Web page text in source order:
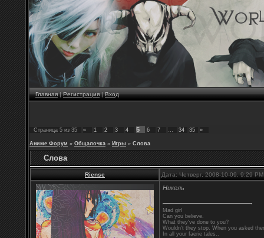
Главная|Регистрация|Вход
Страница 5 из 35 « 1 2 3 4 5 6 7 … 34 35 »
Аниме Форум » Общалочка » Игры » Слова
Слова
Riense Дата: Четверг, 2008-10-09, 9:29
Никель
Mad girl
Can you believe.
What they've done to you?
Wouldn't they stop. When you asked
In all your faerie tales..